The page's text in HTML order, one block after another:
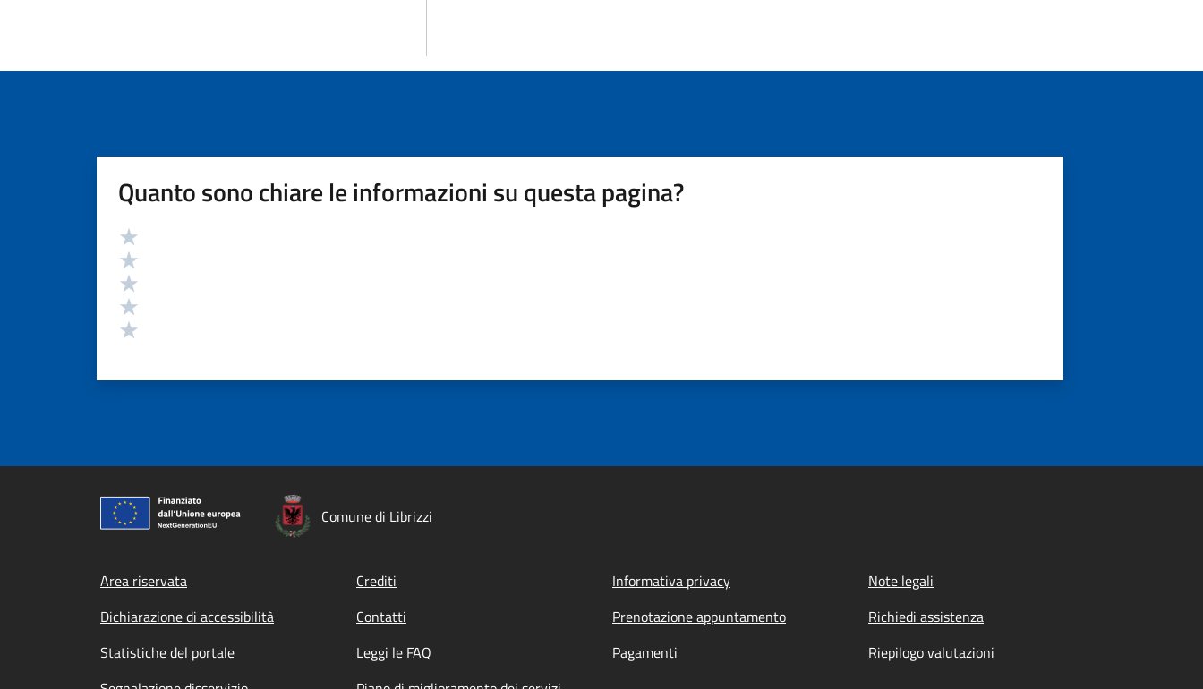
Quanto sono chiare le informazioni su questa pagina?
Valutazione
Comune di Librizzi
Footer menu
Area riservata Crediti Informativa privacy
Note legali
Dichiarazione di accessibilità
Contatti Prenotazione appuntamento
Richiedi assistenza
Statistiche del portale
Leggi le FAQ Pagamenti
Riepilogo valutazioni